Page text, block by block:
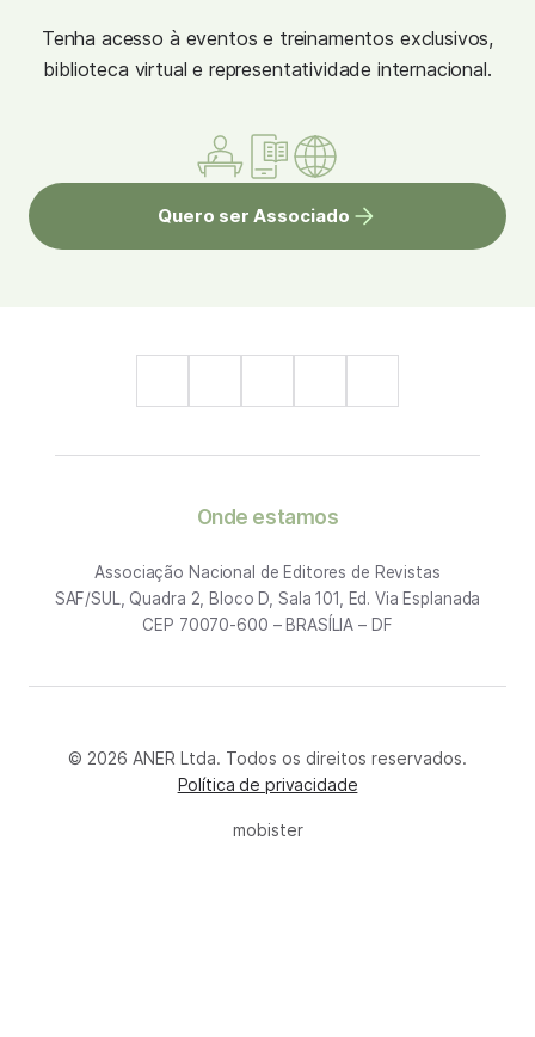
Tenha acesso à eventos e treinamentos exclusivos,
biblioteca virtual e representatividade internacional.
Quero ser Associado
Onde estamos
Associação Nacional de Editores de Revistas
SAF/SUL, Quadra 2, Bloco D, Sala 101, Ed. Via Esplanada
CEP 70070-600 – BRASÍLIA – DF
© 2026 ANER Ltda. Todos os direitos reservados.
Política de privacidade
mobister